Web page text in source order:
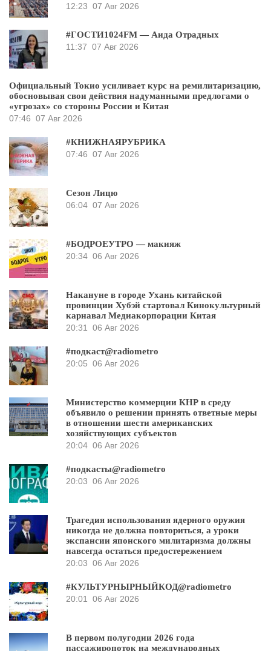
12:23 07 Авг 2026
#ГОСТИ1024FM — Аида Отрадных
11:37 07 Авг 2026
Официальный Токио усиливает курс на ремилитаризацию,
обосновывая свои действия надуманными предлогами о
«угрозах» со стороны России и Китая
07:46 07 Авг 2026
#КНИЖНАЯРУБРИКА
07:46 07 Авг 2026
Сезон Лицю
06:04 07 Авг 2026
#БОДРОЕУТРО — макияж
20:34 06 Авг 2026
Накануне в городе Ухань китайской
провинции Хубэй стартовал Кинокультурный
карнавал Медиакорпорации Китая
20:31
06 Авг 2026
#подкаст@radiometro
20:05 06 Авг 2026
Министерство коммерции КНР в среду
объявило о решении принять ответные меры
в отношении шести американских
хозяйствующих субъектов
20:04 06 Авг 2026
#подкасты@radiometro
20:03 06 Авг 2026
Трагедия использования ядерного оружия
никогда не должна повториться, а уроки
экспансии японского милитаризма должны
навсегда остаться предостережением
20:03 06 Авг 2026
#КУЛЬТУРНЫРНЫЙКОД@radiometro
20:01
06 Авг 2026
В первом полугодии 2026 года
пассажиропоток на международных